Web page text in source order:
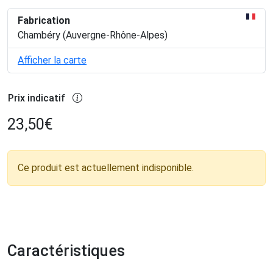
Fabrication
Chambéry (Auvergne-Rhône-Alpes)
Afficher la carte
Prix indicatif
23,50€
Ce produit est actuellement indisponible.
Caractéristiques